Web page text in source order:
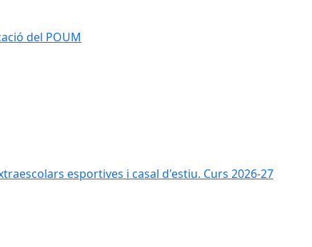
del POUM
esportives i casal d'estiu. Curs 2026-27